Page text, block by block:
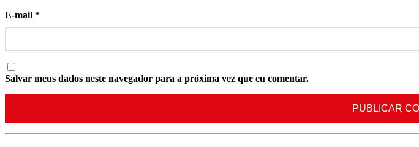
E-mail *
Salvar meus dados neste navegador para a próxima vez que eu comentar.